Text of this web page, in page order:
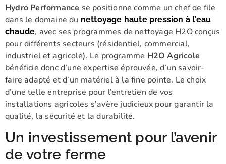
Hydro Performance se positionne comme un chef de file
dans le domaine du nettoyage haute pression à l’eau
chaude, avec ses programmes de nettoyage H2O conçus
pour différents secteurs (résidentiel, commercial,
industriel et agricole). Le programme H2O Agricole
bénéficie donc d’une expertise éprouvée, d’un savoir-
faire adapté et d’un matériel à la fine pointe. Le choix
d’une telle entreprise pour l’entretien de vos
installations agricoles s’avère judicieux pour garantir la
qualité, la sécurité et la durabilité.
Un investissement pour l’avenir
de votre ferme